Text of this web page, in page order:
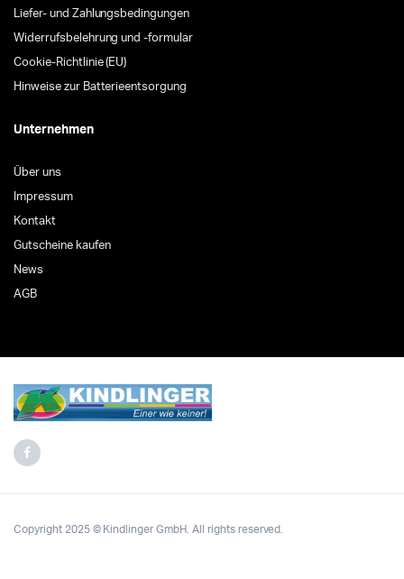
Liefer- und Zahlungsbedingungen
Widerrufsbelehrung und -formular
Cookie-Richtlinie (EU)
Hinweise zur Batterieentsorgung
Unternehmen
Über uns
Impressum
Kontakt
Gutscheine kaufen
News
AGB
Copyright 2025 © Kindlinger GmbH. All rights reserved.